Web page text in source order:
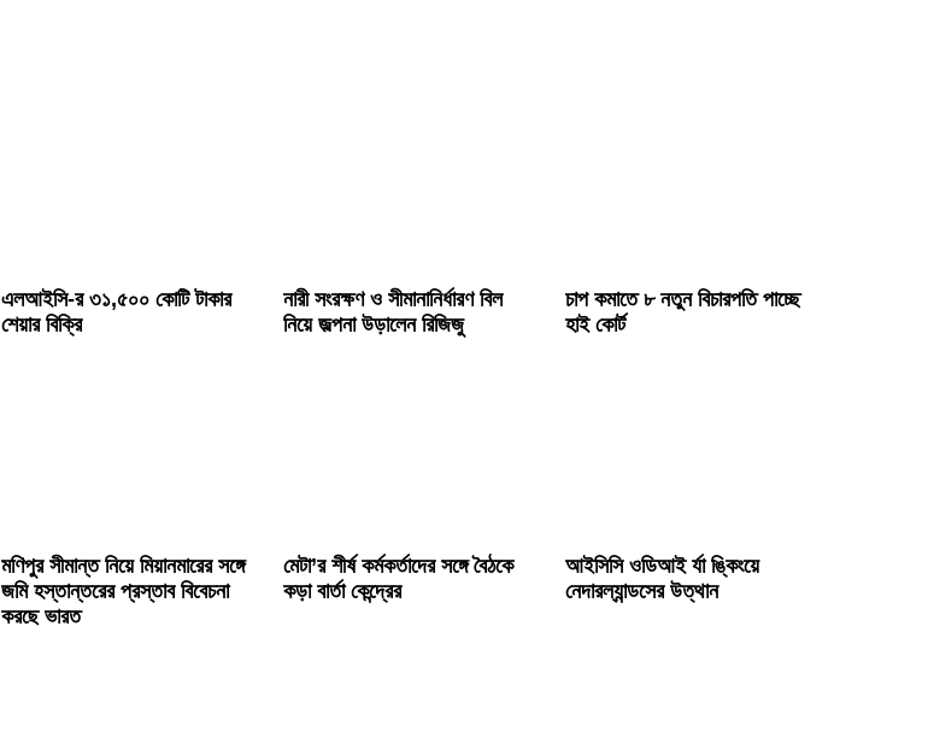
এলআইসি-র ৩১,৫০০ কোটি টাকার
শেয়ার বিক্রি
নারী সংরক্ষণ ও সীমানানির্ধারণ বিল
নিয়ে জল্পনা উড়ালেন রিজিজু
চাপ কমাতে ৮ নতুন বিচারপতি পাচ্ছে
হাই কোর্ট
মণিপুর সীমান্ত নিয়ে মিয়ানমারের সঙ্গে
জমি হস্তান্তরের প্রস্তাব বিবেচনা
করছে ভারত
মেটা’র শীর্ষ কর্মকর্তাদের সঙ্গে বৈঠকে
কড়া বার্তা কেন্দ্রের
আইসিসি ওডিআই র্যা ঙ্কিংয়ে
নেদারল্যান্ডসের উত্থান